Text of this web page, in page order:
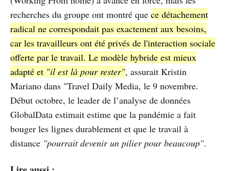
recherches du groupe ont montré que ce détachement
radical ne correspondait pas exactement aux besoins,
car les travailleurs ont été privés de l'interaction sociale
offerte par le travail. Le modèle hybride est mieux
adapté et "il est là pour rester", assurait Kristin
Mariano dans "Travel Daily Media, le 9 novembre.
Début octobre, le leader de l’analyse de données
GlobalData estimait estime que la pandémie a fait
bouger les lignes durablement et que le travail à
distance "pourrait devenir un pilier pour beaucoup".